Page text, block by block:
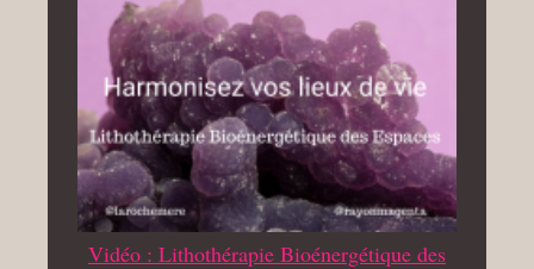
Vidéo : Lithothérapie Bioénergétique des